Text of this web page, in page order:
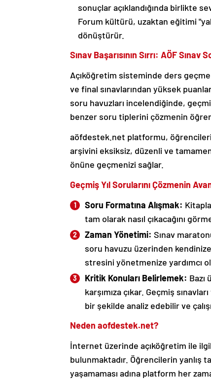
sonuçlar açıklandığında birlikte
Forum kültürü, uzaktan eğitimi
dönüştürür.
Sınav Başarısının Sırrı: AÖF Sınav
Açıköğretim sisteminde ders geçme
ve final sınavlarından yüksek
soru havuzları incelendiğinde,
benzer soru tiplerini çözmenin
aöfdestek.net platformu,
arşivini eksiksiz, düzenli ve
önüne geçmenizi sağlar.
Geçmiş Yıl Sorularını Çözmenin
Soru Formatına Alışmak:
tam olarak nasıl çıkacağını
Zaman Yönetimi: Sınav
soru havuzu üzerinden
stresini yönetmenize yardımcı
Kritik Konuları Belirlemek: Bazı
karşımıza çıkar. Geçmiş
bir şekilde analiz edebilir ve
Neden aofdestek.net?
İnternet üzerinde açıköğretim ile
bulunmaktadır. Öğrencilerin
yaşamaması adına platform her